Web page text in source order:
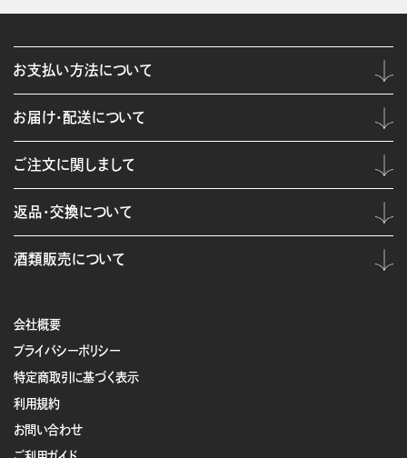
会社概要
プライバシーポリシー
特定商取引に基づく表示
利用規約
お問い合わせ
お支払い方法について
お届け・配送について
ご注文に関しまして
返品・交換について
酒類販売について